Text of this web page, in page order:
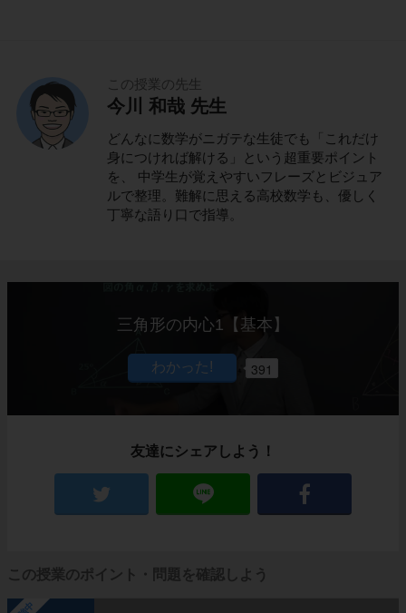
この授業の先生
今川 和哉 先生
どんなに数学がニガテな生徒でも「これだけ
身につければ解ける」という超重要ポイント
を、 中学生が覚えやすいフレーズとビジュア
ルで整理。難解に思える高校数学も、優しく
丁寧な語り口で指導。
三角形の内心1【基本】
391
友達にシェアしよう！
この授業のポイント・問題を確認しよう